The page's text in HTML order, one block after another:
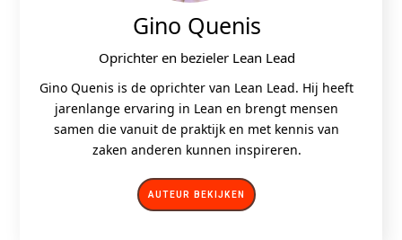
Gino Quenis
Oprichter en bezieler Lean Lead
Gino Quenis is de oprichter van Lean Lead. Hij heeft
jarenlange ervaring in Lean en brengt mensen
samen die vanuit de praktijk en met kennis van
zaken anderen kunnen inspireren.
AUTEUR BEKIJKEN